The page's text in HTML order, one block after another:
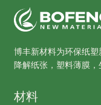
博丰新材料为环保纸
降解纸张，塑料薄膜，
材料